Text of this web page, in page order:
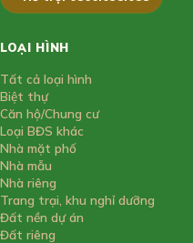
LOẠI HÌNH
Tất cả loại hình
Biệt thự
Căn hộ/Chung cư
Loại BĐS khác
Nhà mặt phố
Nhà mẫu
Nhà riêng
Trang trại, khu nghỉ dưỡng
Đất nền dự án
Đất riêng